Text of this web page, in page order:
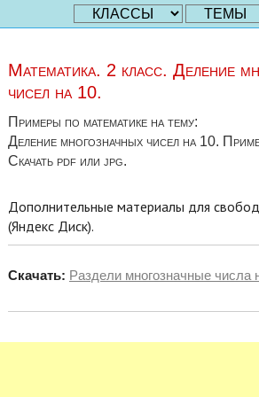
Математика. 2 класс. Деление
чисел на 10.
Примеры по математике на тему:
Деление многозначных чисел на 10.
Скачать pdf или jpg.
Дополнительные материалы для
(Яндекс Диск).
Скачать: Раздели многозначные числа